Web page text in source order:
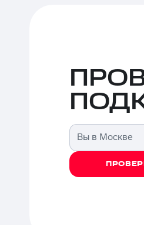
Вы в Москве